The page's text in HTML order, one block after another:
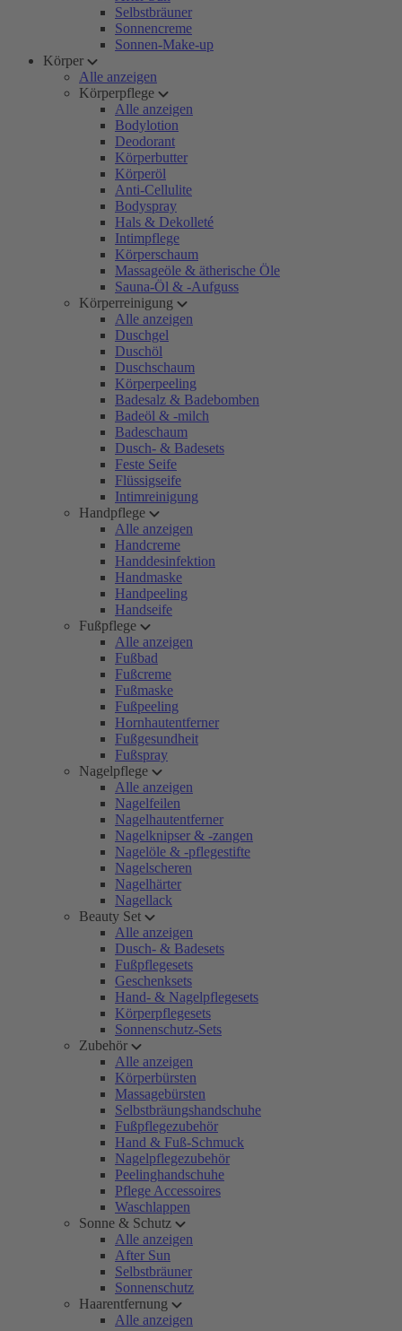
Selbstbräuner
Sonnencreme
Sonnen-Make-up
Körper
Alle anzeigen
Körperpflege
Alle anzeigen
Bodylotion
Deodorant
Körperbutter
Körperöl
Anti-Cellulite
Bodyspray
Hals & Dekolleté
Intimpflege
Körperschaum
Massageöle & ätherische Öle
Sauna-Öl & -Aufguss
Körperreinigung
Alle anzeigen
Duschgel
Duschöl
Duschschaum
Körperpeeling
Badesalz & Badebomben
Badeöl & -milch
Badeschaum
Dusch- & Badesets
Feste Seife
Flüssigseife
Intimreinigung
Handpflege
Alle anzeigen
Handcreme
Handdesinfektion
Handmaske
Handpeeling
Handseife
Fußpflege
Alle anzeigen
Fußbad
Fußcreme
Fußmaske
Fußpeeling
Hornhautentferner
Fußgesundheit
Fußspray
Nagelpflege
Alle anzeigen
Nagelfeilen
Nagelhautentferner
Nagelknipser & -zangen
Nagelöle & -pflegestifte
Nagelscheren
Nagelhärter
Nagellack
Beauty Set
Alle anzeigen
Dusch- & Badesets
Fußpflegesets
Geschenksets
Hand- & Nagelpflegesets
Körperpflegesets
Sonnenschutz-Sets
Zubehör
Alle anzeigen
Körperbürsten
Massagebürsten
Selbstbräungshandschuhe
Fußpflegezubehör
Hand & Fuß-Schmuck
Nagelpflegezubehör
Peelinghandschuhe
Pflege Accessoires
Waschlappen
Sonne & Schutz
Alle anzeigen
After Sun
Selbstbräuner
Sonnenschutz
Haarentfernung
Alle anzeigen